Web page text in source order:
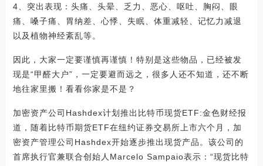
4、突出表现：头痛、头晕、乏力、恶心、呕吐、胸闷、眼
痛、嗓子痛、胃纳差、心悸、失眠、体重减轻、记忆力减退
以及植物神经紊乱等。
因此，大家一定要谨慎再谨慎！特别是这些物品，已经被发
现是“甲醛大户”，一定要避而远之，很多人还不知道，还不断
地往家里搬！看看你家是不是？
加密资产公司Hashdex计划推出比特币现货ETF:金色财经报
道，随着比特币期货ETF在纽约证券交易所上市六个月，加
密资产管理公司Hashdex开始逐步推出现货产品。该公司的
首席执行官兼联合创始人Marcelo Sampaio表示：“现货比特